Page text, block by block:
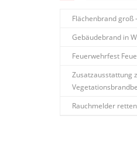
Flächenbrand groß
Gebäudebrand in
Feuerwehrfest
Zusatzausstattung
Rauchmelder